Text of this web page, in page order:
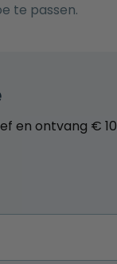
te passen.
en ontvang €